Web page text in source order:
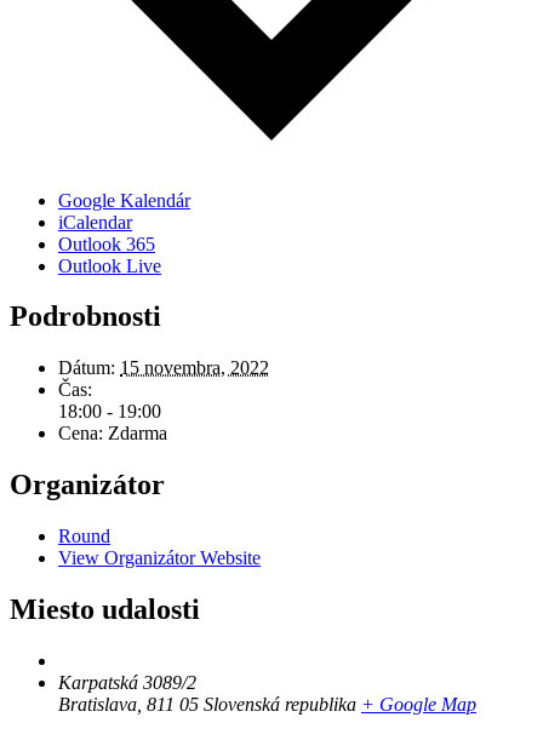
Google Kalendár
iCalendar
Outlook 365
Outlook Live
Podrobnosti
Dátum: 15 novembra, 2022
Čas:
18:00 - 19:00
Cena: Zdarma
Organizátor
Round
View Organizátor Website
Miesto udalosti
Karpatská 3089/2
Bratislava 811 05 Slovenská republika + Google Map